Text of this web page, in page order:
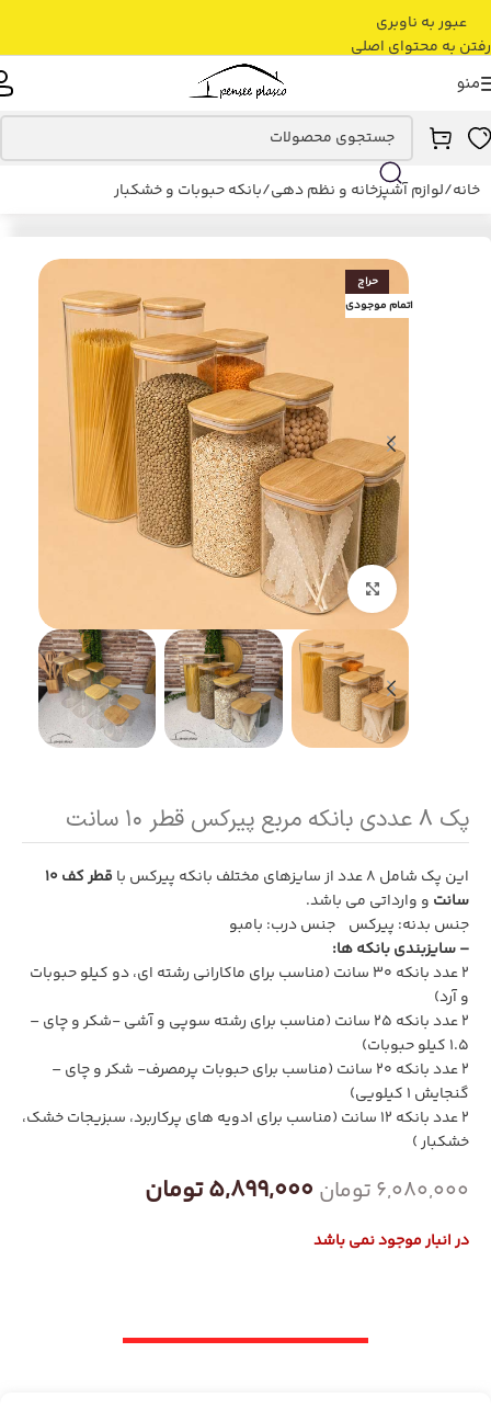
عبور به ناوبری
رفتن به محتوای اصلی
منو
خانه/لوازم آشپزخانه و نظم دهی/بانکه حبوبات و خشکبار
حراج
اتمام موجودی
بزرگنمایی تصویر
پک ۸ عددی بانکه مربع پیرکس قطر ۱۰ سانت
این پک شامل 8 عدد از سایزهای مختلف بانکه پیرکس با
قطر کف 10
سانت و وارداتی می باشد.
جنس بدنه: پیرکس جنس درب: بامبو
– سایزبندی بانکه ها:
2 عدد بانکه 30 سانت (مناسب برای ماکارانی رشته ای، دو کیلو حبوبات
و آرد)
2 عدد بانکه 25 سانت (مناسب برای رشته سوپی و آشی -شکر و چای –
1.5 کیلو حبوبات)
2 عدد بانکه 20 سانت (مناسب برای حبوبات پرمصرف- شکر و چای –
گنجایش 1 کیلویی)
2 عدد بانکه 12 سانت (مناسب برای ادویه های پرکاربرد، سبزیجات خشک،
خشکبار )
6,080,000تومان 5,899,000تومان
در انبار موجود نمی باشد